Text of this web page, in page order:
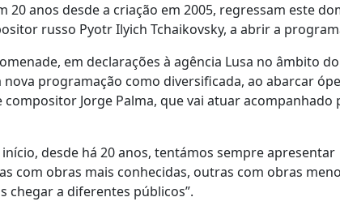
anos desde a criação em 2005, regressam este
russo Pyotr Ilyich Tchaikovsky, a abrir a
em declarações à agência Lusa no âmbito do
programação como diversificada, ao abarcar
Jorge Palma, que vai atuar acompanhado
desde há 20 anos, tentámos sempre apresentar
com obras mais conhecidas, outras com obras
chegar a diferentes públicos”.